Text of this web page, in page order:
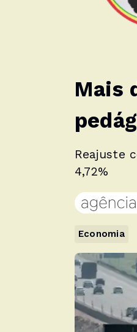
Mais
Reajuste
4,72%
Economia